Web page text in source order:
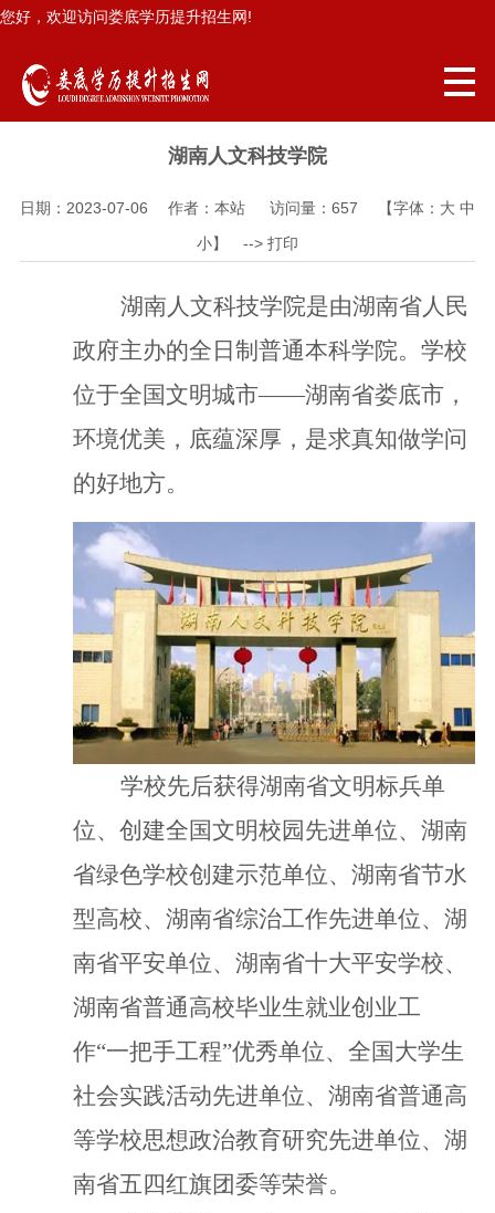
您好，欢迎访问娄底学历提升招生网!
湖南人文科技学院
日期：2023-07-06 作者：本站 访问量： 657 【字体： 大 中
小】 --> 打印
湖南人文科技学院是由湖南省人民
政府主办的全日制普通本科学院。学校
位于全国文明城市——湖南省娄底市，
环境优美，底蕴深厚，是求真知做学问
的好地方。
学校先后获得湖南省文明标兵单
位、创建全国文明校园先进单位、湖南
省绿色学校创建示范单位、湖南省节水
型高校、湖南省综治工作先进单位、湖
南省平安单位、湖南省十大平安学校、
湖南省普通高校毕业生就业创业工
作“一把手工程”优秀单位、全国大学生
社会实践活动先进单位、湖南省普通高
等学校思想政治教育研究先进单位、湖
南省五四红旗团委等荣誉。